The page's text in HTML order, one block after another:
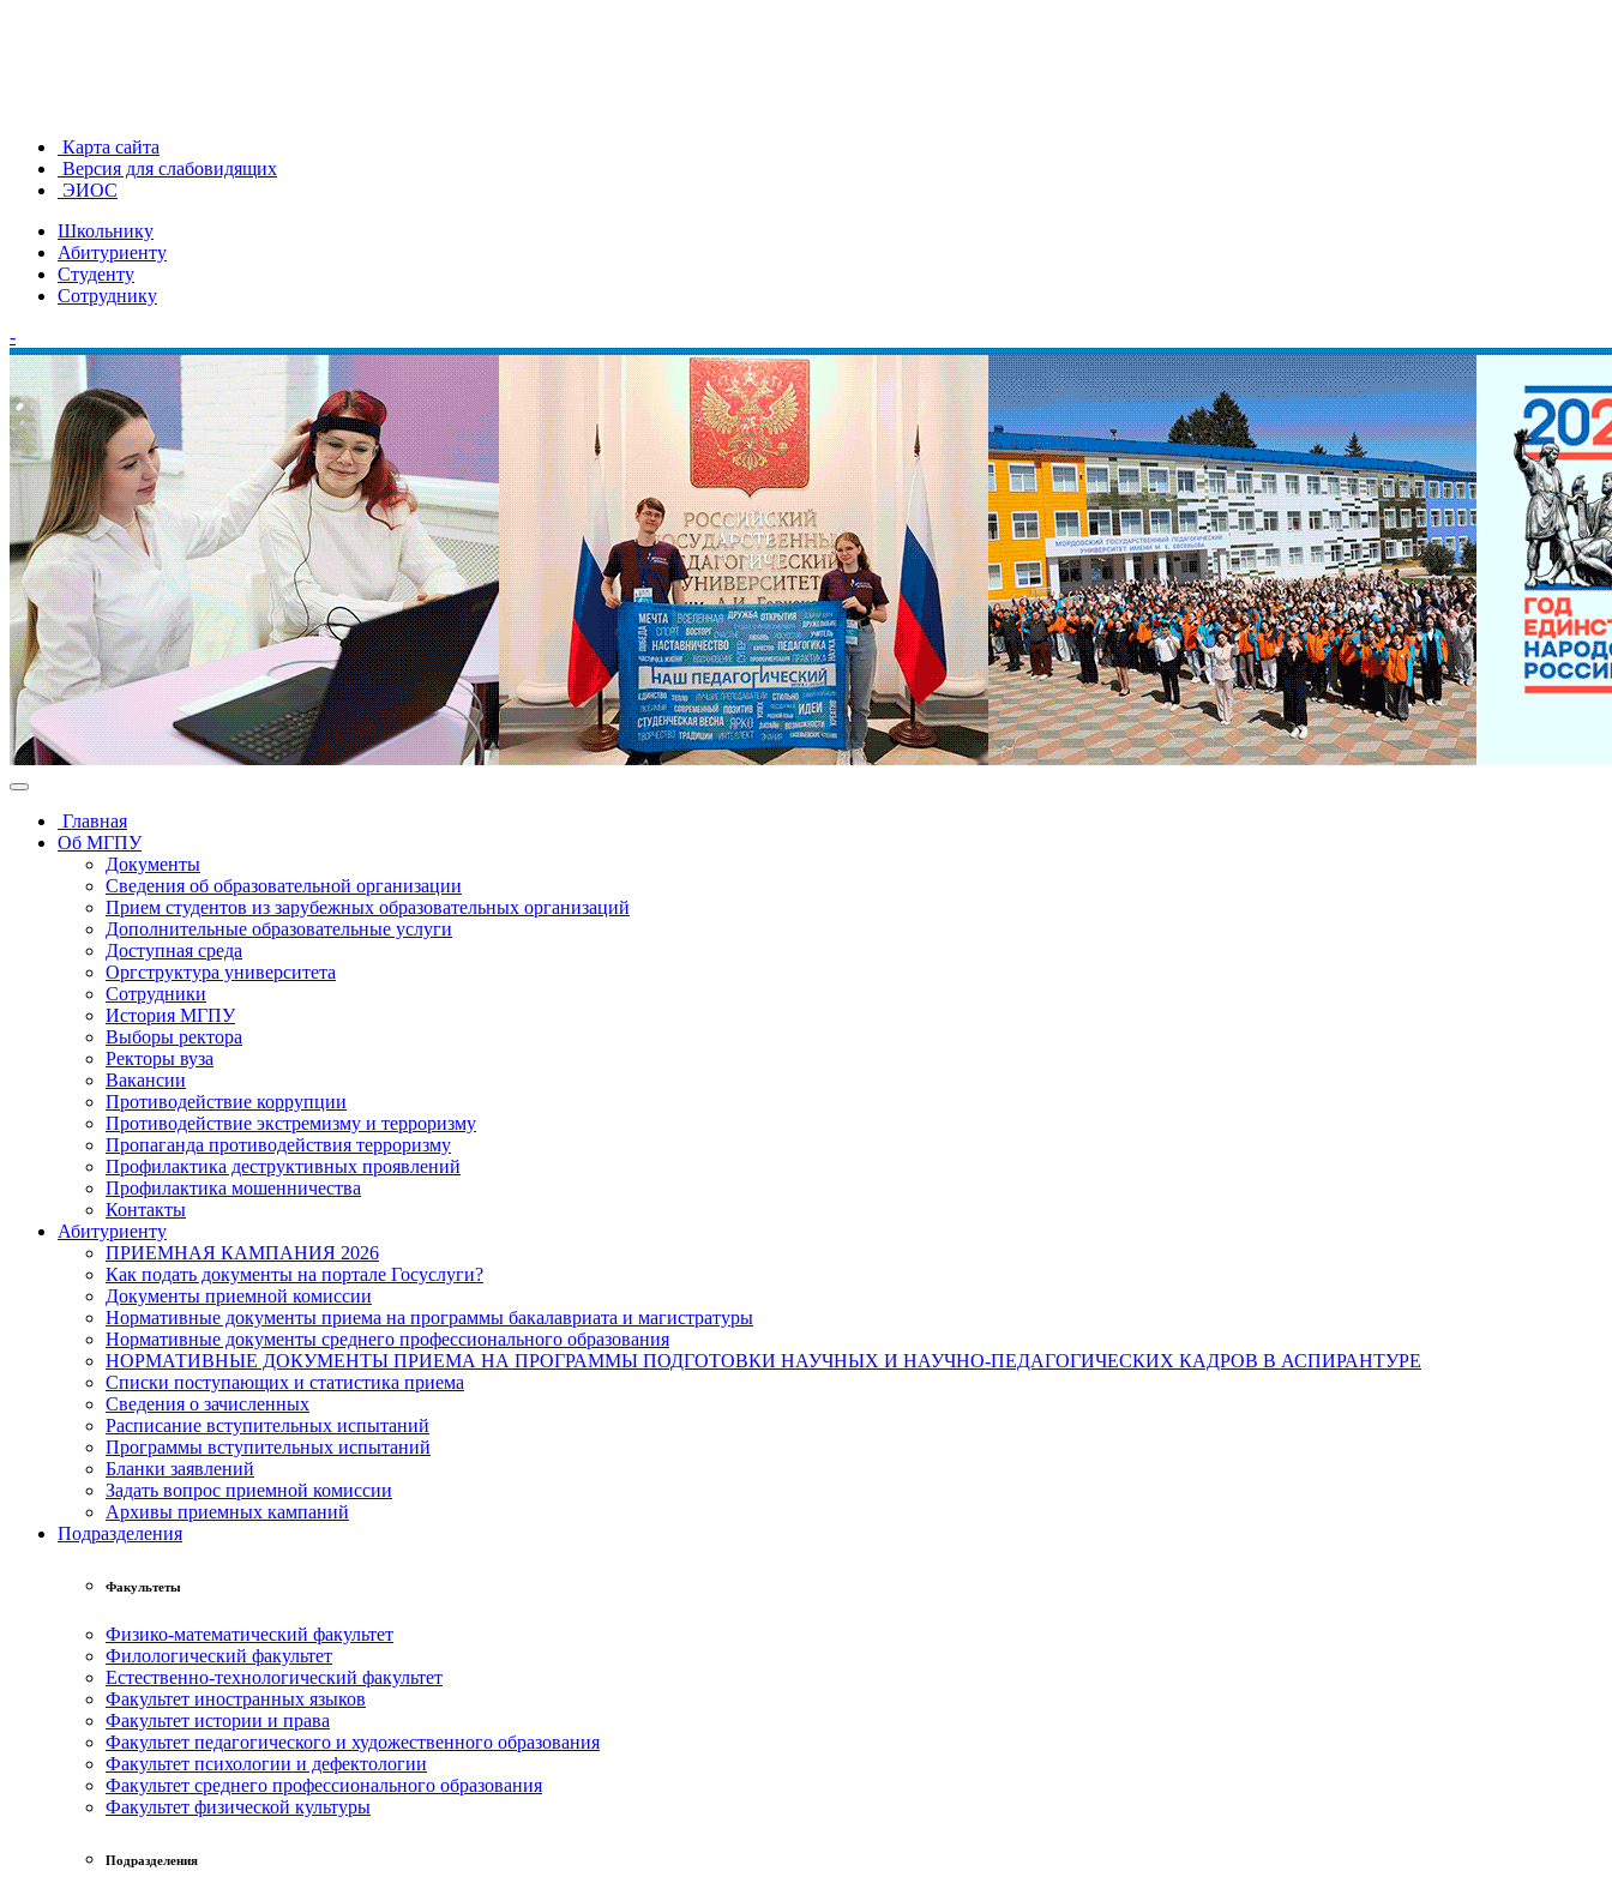
Карта сайта
Версия для слабовидящих
ЭИОС
Школьнику
Абитуриенту
Студенту
Сотруднику
-
Главная
Об МГПУ
Документы
Сведения об образовательной организации
Прием студентов из зарубежных образовательных организаций
Дополнительные образовательные услуги
Доступная среда
Оргструктура университета
Сотрудники
История МГПУ
Выборы ректора
Ректоры вуза
Вакансии
Противодействие коррупции
Противодействие экстремизму и терроризму
Пропаганда противодействия терроризму
Профилактика деструктивных проявлений
Профилактика мошенничества
Контакты
Абитуриенту
ПРИЕМНАЯ КАМПАНИЯ 2026
Как подать документы на портале Госуслуги?
Документы приемной комиссии
Нормативные документы приема на программы бакалавриата и магистратуры
Нормативные документы среднего профессионального образования
НОРМАТИВНЫЕ ДОКУМЕНТЫ ПРИЕМА НА ПРОГРАММЫ ПОДГОТОВКИ НАУЧНЫХ И НАУЧНО-ПЕДАГОГИЧЕСКИХ КАДРОВ В АСПИРАНТУРЕ
Списки поступающих и статистика приема
Сведения о зачисленных
Расписание вступительных испытаний
Программы вступительных испытаний
Бланки заявлений
Задать вопрос приемной комиссии
Архивы приемных кампаний
Подразделения
Факультеты
Физико-математический факультет
Филологический факультет
Естественно-технологический факультет
Факультет иностранных языков
Факультет истории и права
Факультет педагогического и художественного образования
Факультет психологии и дефектологии
Факультет среднего профессионального образования
Факультет физической культуры
Подразделения